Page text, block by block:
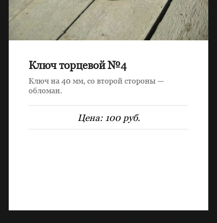
Ключ торцевой №4
Ключ на 40 мм, со второй стороны —
обломан.
Цена: 100 руб.